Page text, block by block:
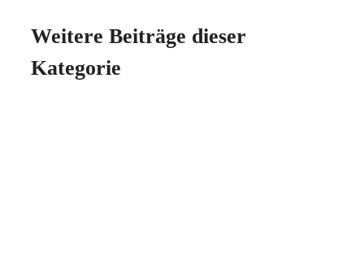
Weitere Beiträge dieser
Kategorie